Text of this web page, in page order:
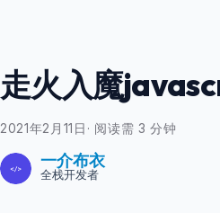
走火入魔
2021年2月11日 · 阅读需 3 分钟
一介布衣
全栈开发者